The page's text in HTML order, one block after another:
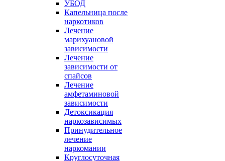
УБОД
Капельница после
наркотиков
Лечение
марихуановой
зависимости
Лечение
зависимости от
спайсов
Лечение
амфетаминовой
зависимости
Детоксикация
наркозависимых
Принудительное
лечение
наркомании
Круглосуточная